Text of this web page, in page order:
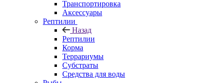
Транспортировка
Аксессуары
Рептилии
Назад
Рептилии
Корма
Террариумы
Субстраты
Средства для воды